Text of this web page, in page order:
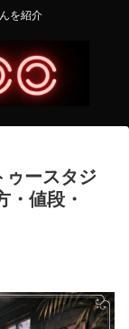
を紹介
ゥースタジ
・値段・